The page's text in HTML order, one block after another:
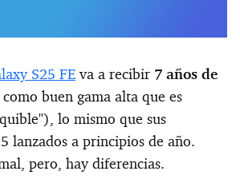
S25 FE va a recibir 7 años de
como buen gama alta que es
lo mismo que sus
lanzados a principios de año.
pero, hay diferencias.